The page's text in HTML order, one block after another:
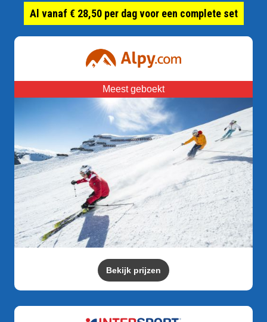
Al vanaf € 28,50 per dag voor een complete set
Meest geboekt
Bekijk prijzen